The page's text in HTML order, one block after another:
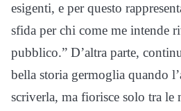
esigenti, e per questo
sfida per chi come me intende
pubblico.” D’altra parte,
bella storia germoglia quando
scriverla, ma fiorisce solo tra le